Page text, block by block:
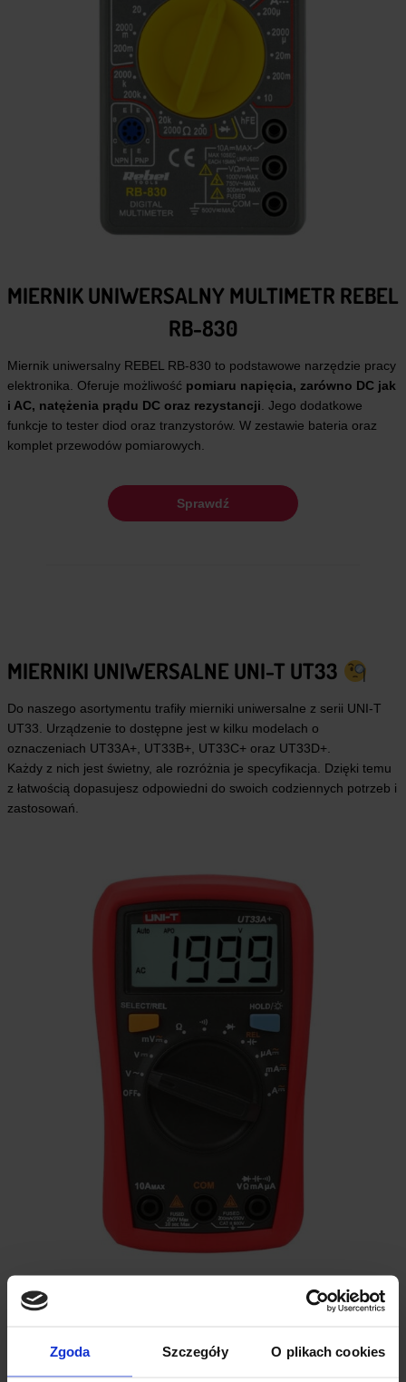
Zgoda Szczegóły O plikach cookies
MIERNIK UNIWERSALNY MULTIMETR REBEL
RB-830
Miernik uniwersalny REBEL RB-830 to podstawowe narzędzie pracy
elektronika. Oferuje możliwość pomiaru napięcia, zarówno DC jak
i AC, natężenia prądu DC oraz rezystancji. Jego dodatkowe
funkcje to tester diod oraz tranzystorów. W zestawie bateria oraz
komplet przewodów pomiarowych.
Sprawdź
MIERNIKI UNIWERSALNE UNI-T UT33
Do naszego asortymentu trafiły mierniki uniwersalne z serii UNI-T
UT33. Urządzenie to dostępne jest w kilku modelach o
oznaczeniach UT33A+, UT33B+, UT33C+ oraz UT33D+.
Każdy z nich jest świetny, ale rozróżnia je specyfikacja. Dzięki temu
z łatwością dopasujesz odpowiedni do swoich codziennych potrzeb i
zastosowań.
MIERNIK UNIWERSALNY UNI-T UT33A+
Miernik UT33A+ firmy UNI-T to kompaktowy i precyzyjny miernik
uniwersalny. Multimetr to podstawowe narzędzie każdego